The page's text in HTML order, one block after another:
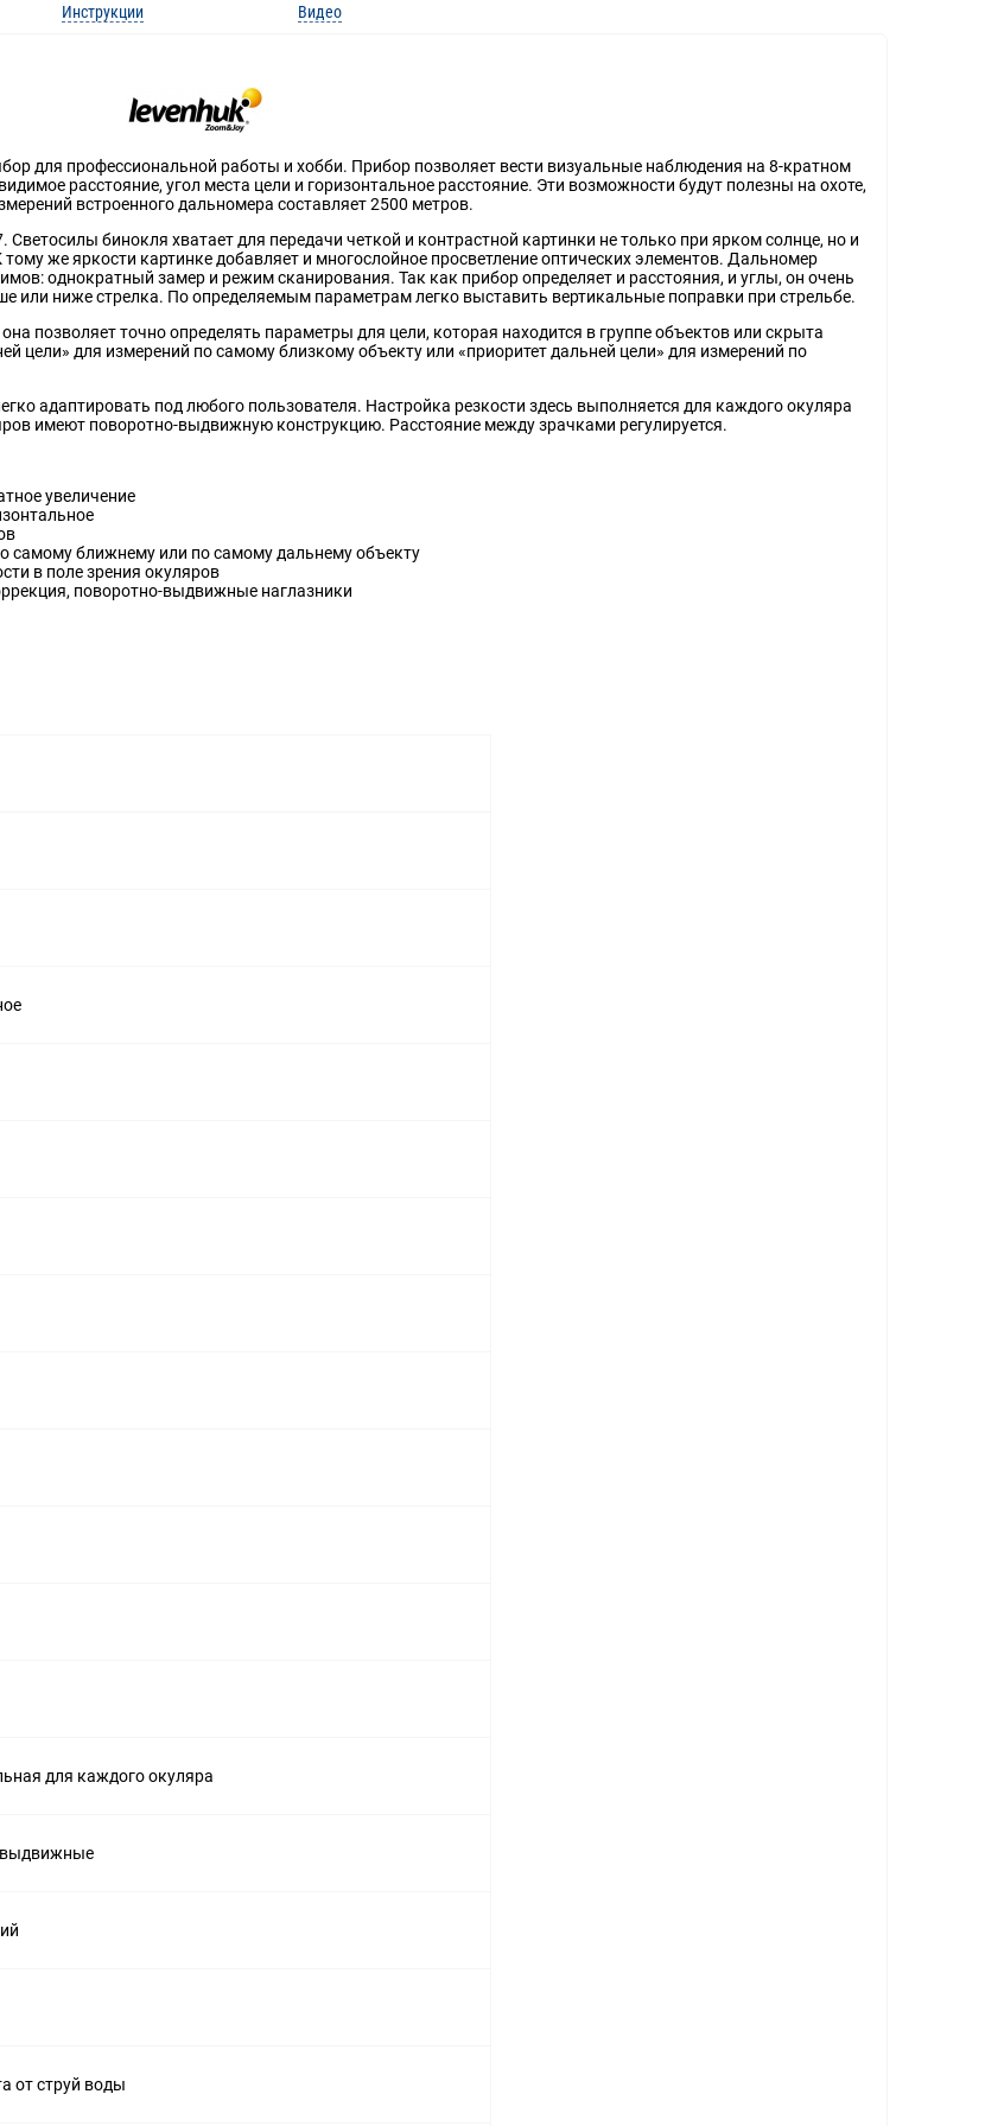
Инструкции Видео
для профессиональной работы и хобби. Прибор позволяет вести визуальные наблюдения на 8-кратном
расстояние, угол места цели и горизонтальное расстояние. Эти возможности будут полезны на охоте,
встроенного дальномера составляет 2500 метров.
бинокля хватает для передачи четкой и контрастной картинки не только при ярком солнце, но и
же яркости картинке добавляет и многослойное просветление оптических элементов. Дальномер
однократный замер и режим сканирования. Так как прибор определяет и расстояния, и углы, он очень
или ниже стрелка. По определяемым параметрам легко выставить вертикальные поправки при стрельбе.
позволяет точно определять параметры для цели, которая находится в группе объектов или скрыта
цели» для измерений по самому близкому объекту или «приоритет дальней цели» для измерений по
адаптировать под любого пользователя. Настройка резкости здесь выполняется для каждого окуляра
имеют поворотно-выдвижную конструкцию. Расстояние между зрачками регулируется.
увеличение
самому ближнему или по самому дальнему объекту
в поле зрения окуляров
поворотно-выдвижные наглазники
для каждого окуляра
выдвижные
от струй воды